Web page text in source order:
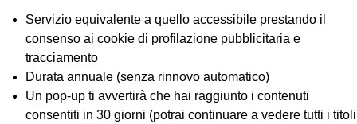
Servizio equivalente a quello accessibile prestando il
consenso ai cookie di profilazione pubblicitaria e
tracciamento
Durata annuale (senza rinnovo automatico)
Un pop-up ti avvertirà che hai raggiunto i contenuti
consentiti in 30 giorni (potrai continuare a vedere tutti i titoli